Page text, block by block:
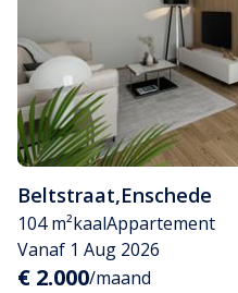
Beltstraat,Enschede
104 m²kaalAppartement
Vanaf 1 Aug 2026
€ 2.000/maand